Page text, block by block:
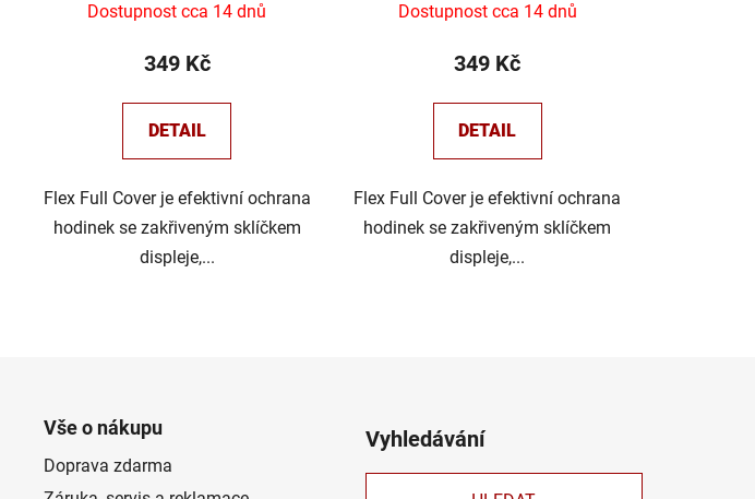
Dostupnost cca 14 dnů
349 Kč
DETAIL
Flex Full Cover je efektivní ochrana
hodinek se zakřiveným sklíčkem
displeje,...
Dostupnost cca 14 dnů
349 Kč
DETAIL
Flex Full Cover je efektivní ochrana
hodinek se zakřiveným sklíčkem
displeje,...
Vše o nákupu
Doprava zdarma
Vyhledávání